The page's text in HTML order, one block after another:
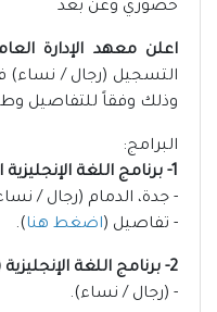
حضوري وعن بعد
اعلن معهد الإدارة
وذلك وفقاً للتفاصيل
البرامج:
1- برنامج اللغة الإنجليزية العام (حضوري):
- جدة، الدمام (رجال /
- تفاصيل (اضغط هنا).
2- برنامج اللغة الإنجليزية (عن بُعد):
- (رجال / نساء).